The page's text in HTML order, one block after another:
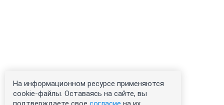
На информационном ресурсе применяются
cookie-файлы. Оставаясь на сайте, вы